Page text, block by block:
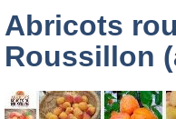
Abricots
Roussillon